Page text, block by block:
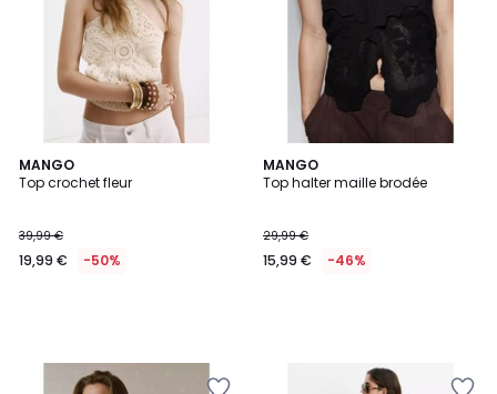
MANGO
Top crochet fleur
39,99 €
19,99 € -50%
MANGO
Top halter maille brodée
29,99 €
15,99 € -46%